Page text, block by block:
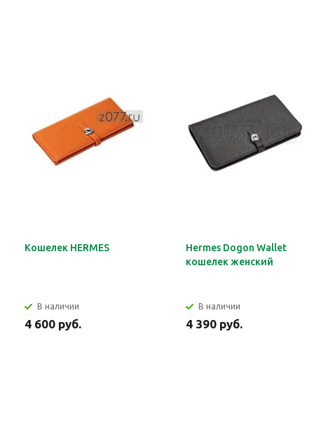
Кошелек HERMES
В наличии
4 600 руб.
Hermes Dogon Wallet
кошелек женский
В наличии
4 390 руб.